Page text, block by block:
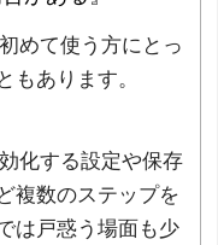
めて使う方にとっ
もあります。
化する設定や保存
複数のステップを
は戸惑う場面も少